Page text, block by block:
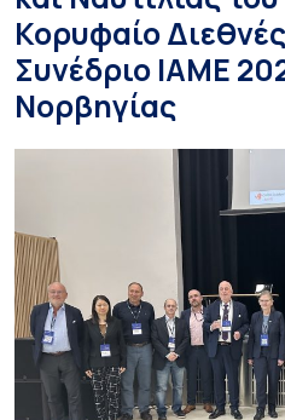
Κορυφαίο
Συνέδριο IAME
Νορβηγίας